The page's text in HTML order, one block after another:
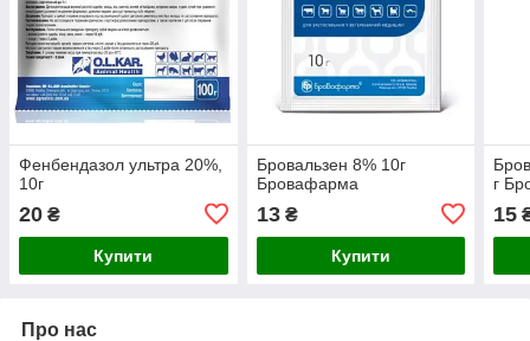
Фенбендазол ультра 20%,
10г
20 ₴
Купити
Бровальзен 8% 10г
Бровафарма
13₴
Купити
г
15
Про нас